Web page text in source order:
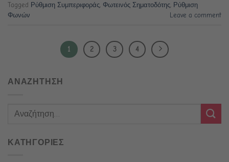
Tagged Ρύθμιση Συμπεριφοράς Φωτεινός Σηματοδότης Ρύθμιση
Φωνών
Leave a comment
1 2 3 4
ΑΝΑΖΗΤΗΣΗ
ΚΑΤΗΓΟΡΙΕΣ